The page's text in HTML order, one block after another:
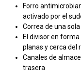
Forro
activado por el
Correa de una
El divisor en
planas y cerca del
Canales de
trasera